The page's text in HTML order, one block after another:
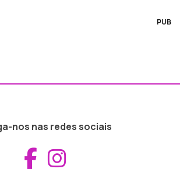
PUB
nos nas redes sociais
Aceder ao